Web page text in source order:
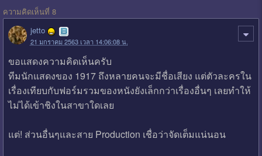
ความคิดเห็นที่ 8
jetto
21 มกราคม 2563 เวลา 14:06:08 น.
ขอแสดงความคิดเห็นครับ
ทีมนักแสดงของ 1917 ถึงหลายคนจะมีชื่อเสียง แต่ตัวละครใน
เรื่องเทียบกับฟอร์มรวมของหนังยังเล็กกว่าเรื่องอื่นๆ เลยทำให้
ไม่ได้เข้าชิงในสาขาใดเลย
แต่! ส่วนอื่นๆและสาย Production เชื่อว่าจัดเต็มแน่นอน